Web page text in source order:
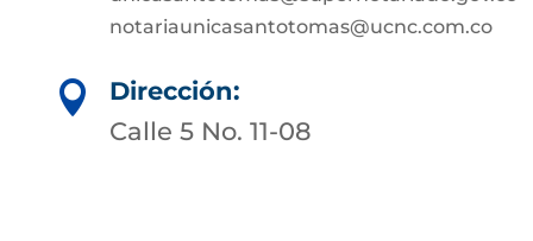
notariaunicasantotomas@ucnc.com.co

Dirección:
Calle 5 No. 11-08